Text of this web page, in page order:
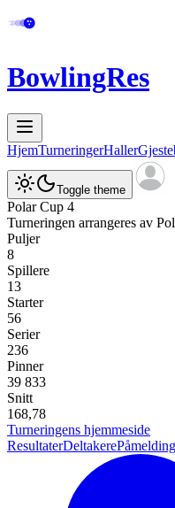
BowlingRes
HjemTurneringerHaller
Toggle theme
Polar Cup 4
Turneringen arrangeres av
Puljer
8
Spillere
13
Starter
56
Serier
236
Pinner
39 833
Snitt
168,78
Turneringens hjemmeside
ResultaterDeltakerePåmelding